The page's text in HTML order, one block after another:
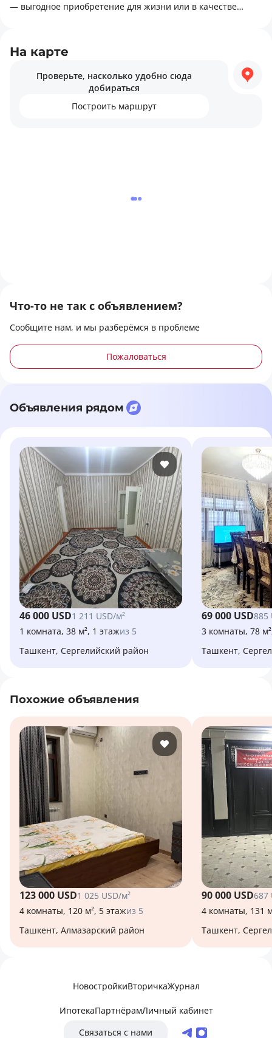
Поможем купить, продать или снять недвижимость быстро
— выгодное приобретение для жизни или в качестве
необходимое: религиозные объекты, зоны для отдыха на
На карте
Проверьте, насколько удобно сюда
добираться
Построить маршрут
Что-то не так с объявлением?
Сообщите нам, и мы разберёмся в проблеме
Пожаловаться
Объявления рядом
46 000 USD1 211 USD/м²
1 комната, 38 м², 1 этажиз 5
Ташкент, Сергелийский район
69 000 USD885
3 комнаты, 78
Ташкент,
Похожие объявления
123 000 USD1 025 USD/м²
4 комнаты, 120 м², 5 этажиз 5
Ташкент, Алмазарский район
90 000 USD687
4 комнаты, 131
Ташкент,
НовостройкиВторичкаЖурнал
ИпотекаПартнёрамЛичный кабинет
Связаться с нами